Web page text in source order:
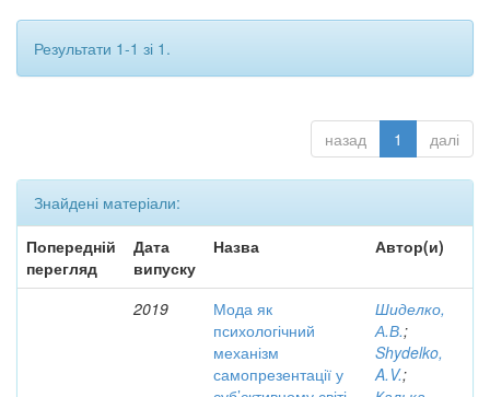
Результати 1-1 зі 1.
назад 1 далі
Знайдені матеріали:
Попередній
перегляд
Дата
випуску
Назва Автор(и)
2019
Мода як
психологічний
механізм
самопрезентації у
Шиделко,
А.В.;
Shydelko,
A.V.;